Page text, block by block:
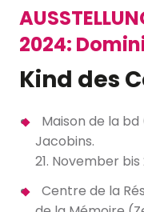
2024:
Kind des
Maison de la
Jacobins.
21. November
Centre de la